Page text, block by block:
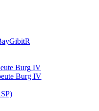
Burg IV
Burg IV